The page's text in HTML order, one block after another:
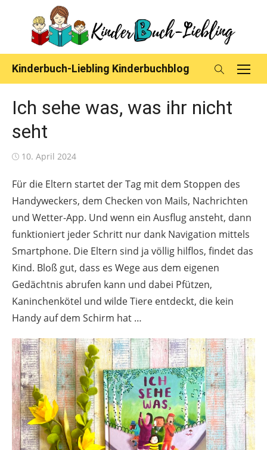
content
Kinderbuch-Liebling Kinderbuchblog
Ich sehe was, was ihr nicht
seht
Posted
10. April 2024
Für die Eltern startet der Tag mit dem Stoppen des
Handyweckers, dem Checken von Mails, Nachrichten
und Wetter-App. Und wenn ein Ausflug ansteht, dann
funktioniert jeder Schritt nur dank Navigation mittels
Smartphone. Die Eltern sind ja völlig hilflos, findet das
Kind. Bloß gut, dass es Wege aus dem eigenen
Gedächtnis abrufen kann und dabei Pfützen,
Kaninchenkötel und wilde Tiere entdeckt, die kein
Handy auf dem Schirm hat …